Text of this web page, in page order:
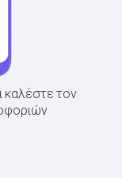
καλέστε τον